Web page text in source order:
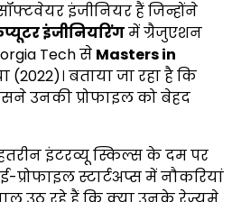
इंजीनियर हैं जिन्होंने
इंजीनियरिंगमें ग्रैजुएशन
Tech से Masters in
(2022)। बताया जा रहा है कि
उनकी प्रोफाइल को बेहद
इंटरव्यू स्किल्स के दम पर
प्रोफाइल स्टार्टअप्स में नौकरियां